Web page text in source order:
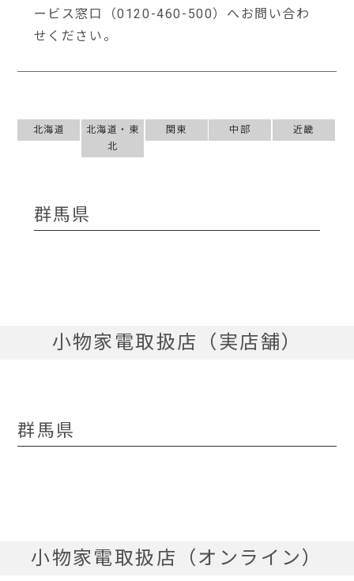
ービス窓口（0120-460-500）へお問い合わ
せください。
北海道
北海道・東
北
関東 中部 近畿
群馬県
小物家電取扱店（実店舗）
群馬県
小物家電取扱店（オンライン）